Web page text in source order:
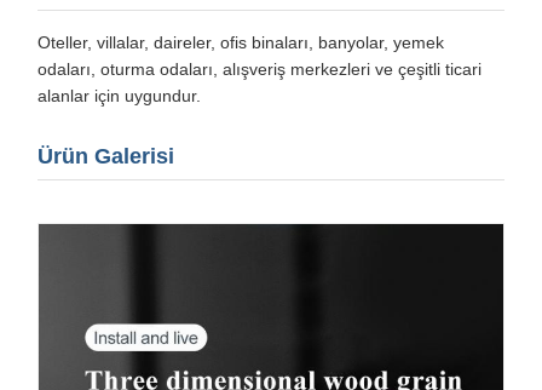
Oteller, villalar, daireler, ofis binaları, banyolar, yemek
odaları, oturma odaları, alışveriş merkezleri ve çeşitli ticari
alanlar için uygundur.
Ürün Galerisi